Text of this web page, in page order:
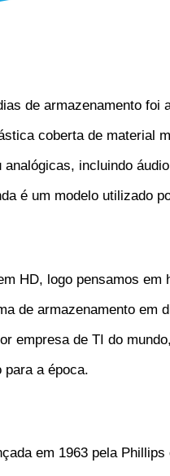
de armazenamento foi
coberta de material
incluindo
é um modelo utilizado
HD, logo pensamos
de armazenamento em
empresa de TI do
para a época.
em 1963 pela